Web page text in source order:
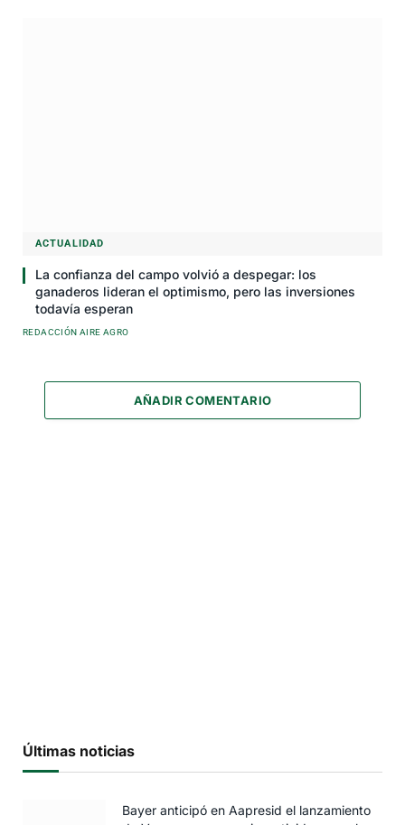
ACTUALIDAD
La confianza del campo volvió a despegar: los
ganaderos lideran el optimismo, pero las inversiones
todavía esperan
REDACCIÓN AIRE AGRO
AÑADIR COMENTARIO
Últimas noticias
Bayer anticipó en Aapresid el lanzamiento